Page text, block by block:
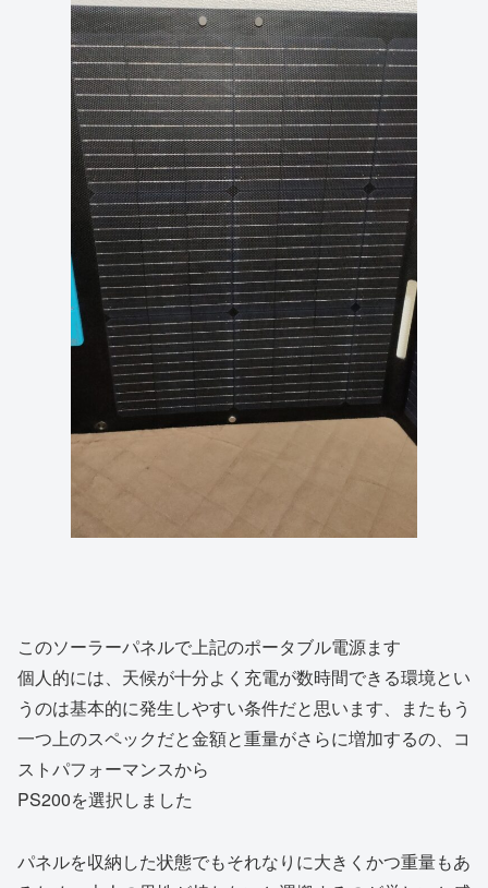
このソーラーパネルで上記のポータブル電源ます
個人的には、天候が十分よく充電が数時間できる環境とい
うのは基本的に発生しやすい条件だと思います、またもう
一つ上のスペックだと金額と重量がさらに増加するの、コ
ストパフォーマンスから
PS200を選択しました
パネルを収納した状態でもそれなりに大きくかつ重量もあ